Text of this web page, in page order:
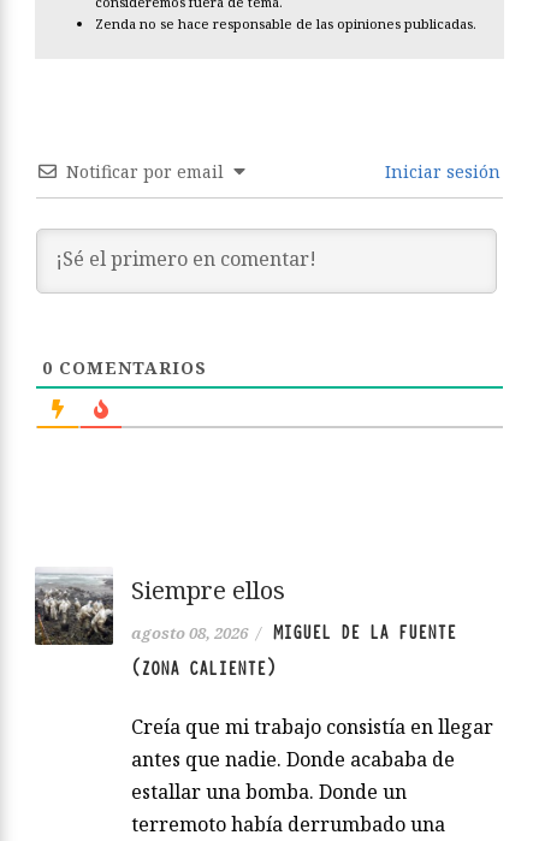
Zenda no se hace responsable de las opiniones publicadas.
Notificar por email Iniciar sesión
0 COMENTARIOS
Siempre ellos
agosto 08, 2026 / MIGUEL DE LA FUENTE
(ZONA CALIENTE)
Creía que mi trabajo consistía en llegar
antes que nadie. Donde acababa de
estallar una bomba. Donde un
terremoto había derrumbado una